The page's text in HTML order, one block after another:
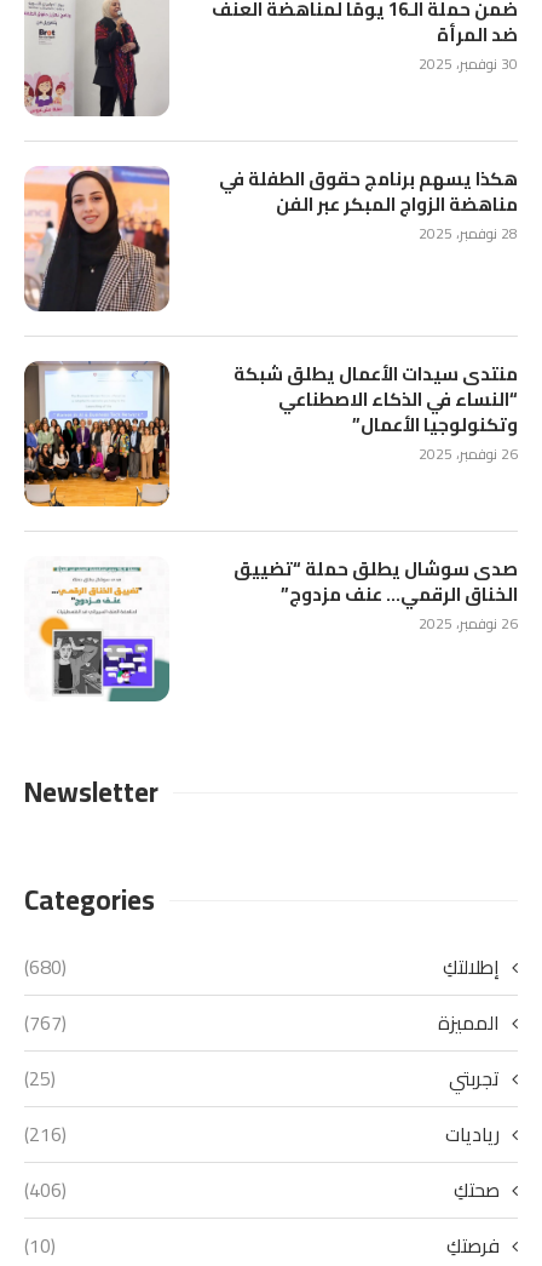
ضمن حملة الـ16 يومًا لمناهضة العنف
ضد المرأة
30 نوفمبر، 2025
هكذا يسهم برنامج حقوق الطفلة في
مناهضة الزواج المبكر عبر الفن
28 نوفمبر، 2025
منتدى سيدات الأعمال يطلق شبكة
“النساء في الذكاء الاصطناعي
وتكنولوجيا الأعمال”
26 نوفمبر، 2025
صدى سوشال يطلق حملة “تضييق
الخناق الرقمي… عنف مزدوج”
26 نوفمبر، 2025
Newsletter
Categories
إطلالتكِ
(680)
المميزة
(767)
تجربتي
(25)
رياديات
(216)
صحتكِ
(406)
فرصتكِ
(10)